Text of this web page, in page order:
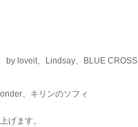
by loveit、Lindsay、BLUE CROSS
、キリンのソフィ
げます。